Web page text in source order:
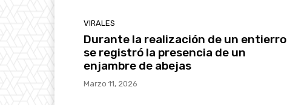
VIRALES
Durante la realización de un entierro
se registró la presencia de un
enjambre de abejas
Marzo 11, 2026